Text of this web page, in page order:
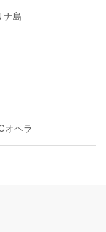
ナ島
オペラ